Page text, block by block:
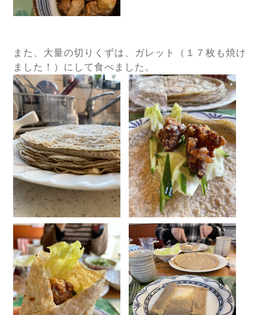
また、大量の切りくずは、ガレット（１７枚も焼け
ました！）にして食べました。